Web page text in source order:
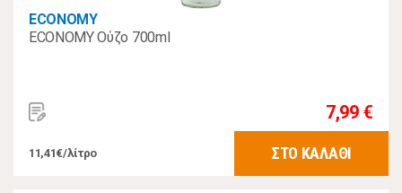
ECONOMY
ECONOMY Ούζο 700ml
7,99 €
11,41€/λίτρο ΣΤΟ ΚΑΛΑΘΙ